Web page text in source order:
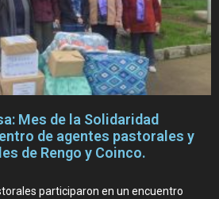
Mes de la Solidaridad
de agentes pastorales y
de Rengo y Coinco.
participaron en un encuentro